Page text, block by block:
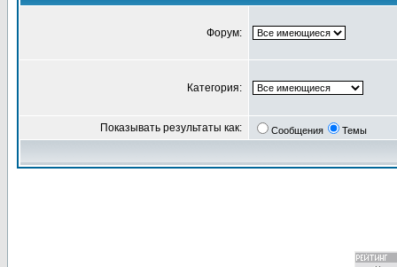
Форум:
Категория:
Показывать результаты как: Сообщения Темы